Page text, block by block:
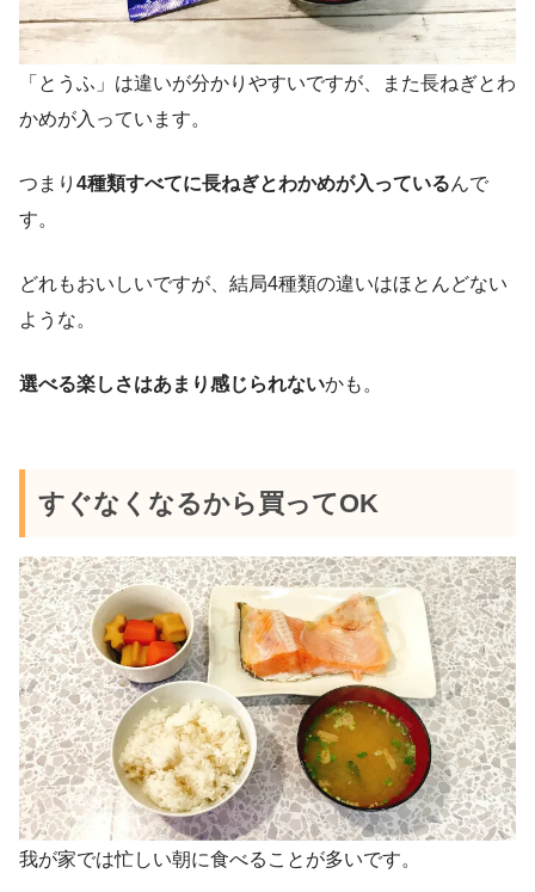
「とうふ」は違いが分かりやすいですが、また長ねぎとわ
かめが入っています。
つまり 4種類すべてに長ねぎとわかめが入っているんで
す。
どれもおいしいですが、結局4種類の違いはほとんどない
ような。
選べる楽しさはあまり感じられないかも。
すぐなくなるから買ってOK
我が家では忙しい朝に食べることが多いです。